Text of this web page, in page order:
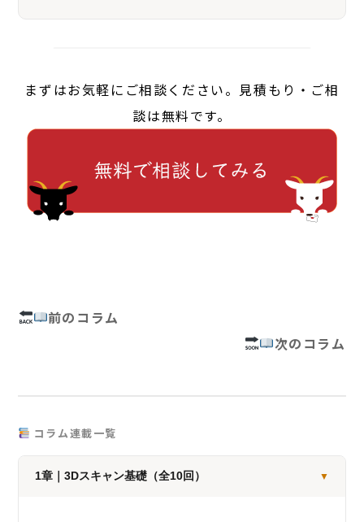
まずはお気軽にご相談ください。見積もり・ご相
談は無料です。
前のコラム
次のコラム
コラム連載一覧
1章｜3Dスキャン基礎（全10回） ▼